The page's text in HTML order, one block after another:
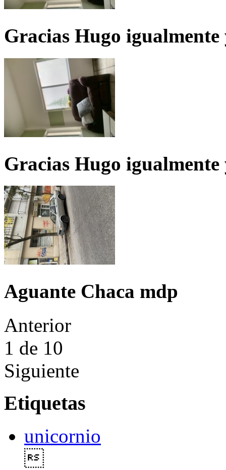
Gracias Hugo igualmente
Gracias Hugo igualmente
Aguante Chaca mdp
Anterior
1 de 10
Siguiente
Etiquetas
unicornio